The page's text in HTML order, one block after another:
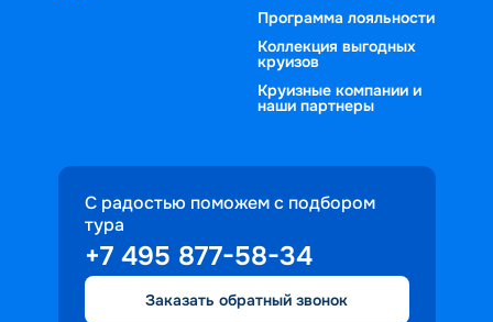
Программа лояльности
Коллекция выгодных
круизов
Круизные компании и
наши партнеры
С радостью поможем с подбором
тура
+7 495 877-58-34
Заказать обратный звонок